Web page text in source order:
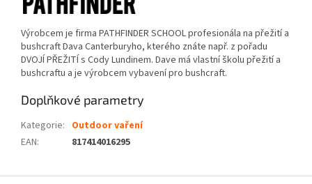
Výrobcem je firma PATHFINDER SCHOOL profesionála na přežití a
bushcraft Dava Canterburyho, kterého znáte např. z pořadu
DVOJÍ PŘEŽITÍ s Cody Lundinem. Dave má vlastní školu přežití a
bushcraftu a je výrobcem vybavení pro bushcraft.
Doplňkové parametry
Kategorie: Outdoor vaření
EAN: 817414016295